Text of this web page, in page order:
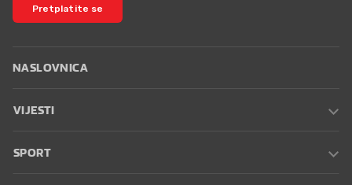
Pretplatite se
NASLOVNICA
VIJESTI
SPORT